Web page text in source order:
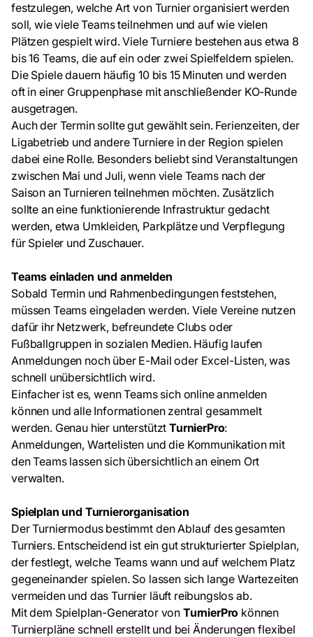
festzulegen, welche Art von Turnier organisiert werden
soll, wie viele Teams teilnehmen und auf wie vielen
Plätzen gespielt wird. Viele Turniere bestehen aus etwa 8
bis 16 Teams, die auf ein oder zwei Spielfeldern spielen.
Die Spiele dauern häufig 10 bis 15 Minuten und werden
oft in einer Gruppenphase mit anschließender KO-Runde
ausgetragen.
Auch der Termin sollte gut gewählt sein. Ferienzeiten, der
Ligabetrieb und andere Turniere in der Region spielen
dabei eine Rolle. Besonders beliebt sind Veranstaltungen
zwischen Mai und Juli, wenn viele Teams nach der
Saison an Turnieren teilnehmen möchten. Zusätzlich
sollte an eine funktionierende Infrastruktur gedacht
werden, etwa Umkleiden, Parkplätze und Verpflegung
für Spieler und Zuschauer.
Teams einladen und anmelden
Sobald Termin und Rahmenbedingungen feststehen,
müssen Teams eingeladen werden. Viele Vereine nutzen
dafür ihr Netzwerk, befreundete Clubs oder
Fußballgruppen in sozialen Medien. Häufig laufen
Anmeldungen noch über E-Mail oder Excel-Listen, was
schnell unübersichtlich wird.
Einfacher ist es, wenn Teams sich online anmelden
können und alle Informationen zentral gesammelt
werden. Genau hier unterstütztTurnierPro:
Anmeldungen, Wartelisten und die Kommunikation mit
den Teams lassen sich übersichtlich an einem Ort
verwalten.
Spielplan und Turnierorganisation
Der Turniermodus bestimmt den Ablauf des gesamten
Turniers. Entscheidend ist ein gut strukturierter Spielplan,
der festlegt, welche Teams wann und auf welchem Platz
gegeneinander spielen. So lassen sich lange Wartezeiten
vermeiden und das Turnier läuft reibungslos ab.
Mit dem Spielplan-Generator von TurnierPro können
Turnierpläne schnell erstellt und bei Änderungen flexibel